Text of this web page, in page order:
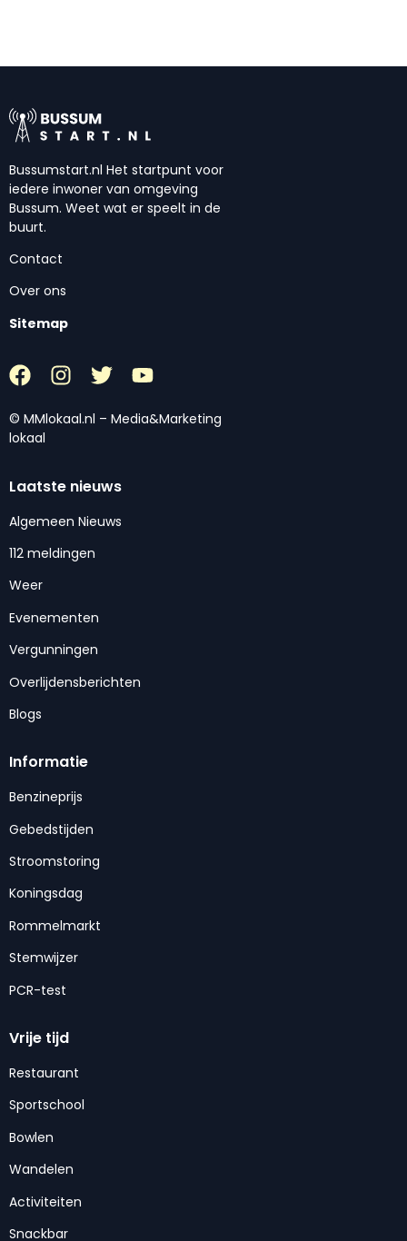
Bussumstart.nl Het startpunt voor
iedere inwoner van omgeving
Bussum. Weet wat er speelt in de
buurt.
Contact
Over ons
Sitemap
© MMlokaal.nl – Media&Marketing
lokaal
Laatste nieuws
Algemeen Nieuws
112 meldingen
Weer
Evenementen
Vergunningen
Overlijdensberichten
Blogs
Informatie
Benzineprijs
Gebedstijden
Stroomstoring
Koningsdag
Rommelmarkt
Stemwijzer
PCR-test
Vrije tijd
Restaurant
Sportschool
Bowlen
Wandelen
Activiteiten
Snackbar